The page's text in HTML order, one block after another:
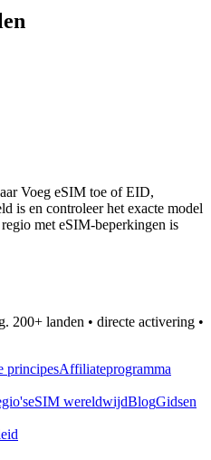
Voeg eSIM toe of EID,
is en controleer het exacte model
met eSIM-beperkingen is
200+ landen • directe activering •
principesAffiliateprogramma
eSIM wereldwijdBlogGidsen